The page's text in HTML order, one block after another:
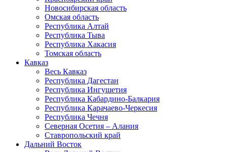
Новосибирская область
Омская область
Республика Алтай
Республика Тыва
Республика Хакасия
Томская область
Кавказ
Весь Кавказ
Республика Дагестан
Республика Ингушетия
Республика Кабардино-Балкария
Республика Карачаево-Черкесия
Республика Чечня
Северная Осетия – Алания
Ставропольский край
Дальний Восток